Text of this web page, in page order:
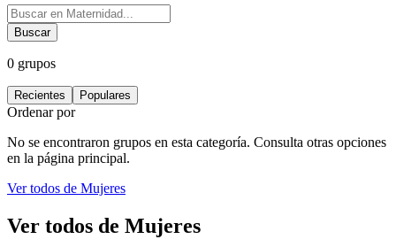
Buscar
0 grupos
Recientes Populares
Ordenar por
No se encontraron grupos en esta categoría. Consulta otras opciones
en la página principal.
Ver todos de Mujeres
Ver todos de Mujeres